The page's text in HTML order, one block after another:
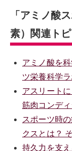
「アミノ酸
素）関連ト
アミノ酸を
ツ栄養科学
アスリート
筋肉コンデ
スポーツ時
クスとは？
持久力を支